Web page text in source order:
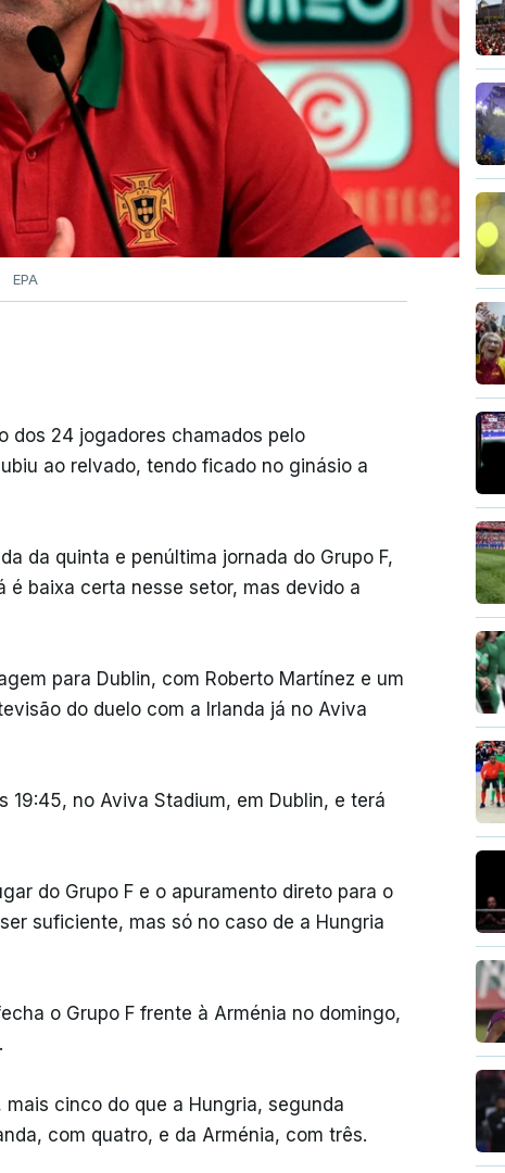
EPA
dos 24 jogadores chamados pelo
ao relvado, tendo ficado no ginásio a
da quinta e penúltima jornada do Grupo F,
é baixa certa nesse setor, mas devido a
para Dublin, com Roberto Martínez e um
do duelo com a Irlanda já no Aviva
19:45, no Aviva Stadium, em Dublin, e terá
do Grupo F e o apuramento direto para o
suficiente, mas só no caso de a Hungria
o Grupo F frente à Arménia no domingo,
mais cinco do que a Hungria, segunda
com quatro, e da Arménia, com três.